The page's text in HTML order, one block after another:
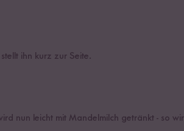
ihn kurz zur Seite.
nun leicht mit Mandelmilch getränkt - so